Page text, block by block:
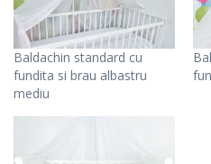
Baldachin standard cu
fundita si brau albastru
mediu